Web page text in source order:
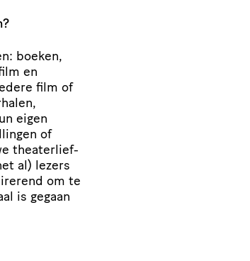
boeken,
en
film of
eigen
of
thea­ter­lief­
al) lezers
om te
is gegaan